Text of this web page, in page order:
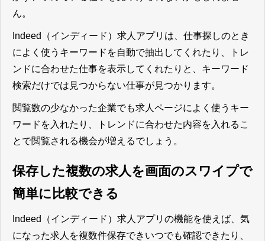
ん。
Indeed（インディード）求人アプリは、仕事探しのとき
によく使うキーワードを自動で抽出してくれたり、トレ
ンドに合わせた仕事を表示してくれたりと、キーワード
検索だけでは見つからない仕事が見つかります。
閲覧数の少なかった企業でも求人ページによく使うキー
ワードを入れたり、トレンドに合わせた内容を入れるこ
とで閲覧される機会が増えるでしょう。
保存した複数の求人を画面のスワイプで
簡単に比較できる
Indeed（インディード）求人アプリの機能を使えば、気
になった求人を複数件保存できいつでも確認できたり、